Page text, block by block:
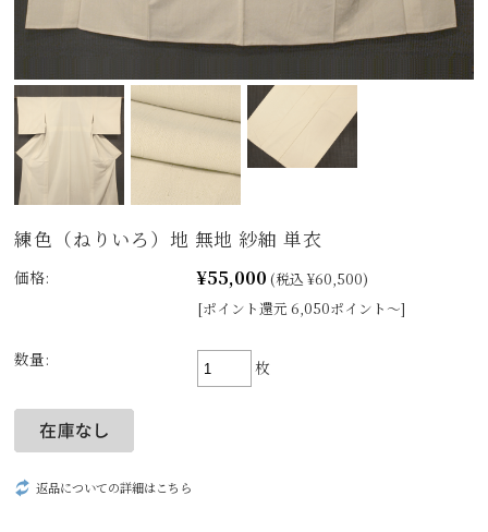
練色（ねりいろ）地 無地 紗紬 単衣
価格: ¥55,000 (税込 ¥60,500)
[ポイント還元 6,050ポイント～]
数量: 枚
返品についての詳細はこちら